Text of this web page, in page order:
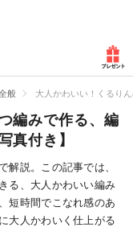
般 大人かわいい！くるり
編みで作る、編
真付き】
説。この記事では、
る、大人かわいい編み
短時間でこなれ感のあ
大人かわいく仕上がる